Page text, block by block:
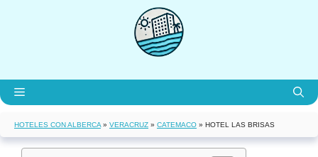
Menú
HOTELES CON ALBERCA » VERACRUZ » CATEMACO » HOTEL LAS BRISAS